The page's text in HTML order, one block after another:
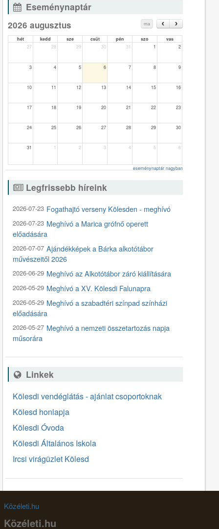
Eseménynaptár
2026 augusztus ma
hét kedd sze csüt pén szo
vas
27
28 29 30 31 1 2
3 4 5 6 7 8 9
10 11 12 13 14 15 16
17 18 19 20 21 22 23
24 25 26 27 28 29 30
31 1 2 3 4 5 6
eseménynaptár nagyban
Legfrissebb híreink
2026-07-23 Fogathajtó verseny Kölesden - meghívó
2026-07-23 Meghívó a Marica grófnő operett
előadására
2026-07-07 Ajándékképek a Bárka alkotótábor
művészeitől 2026
2026-06-29 Meghívó az Alkotótábor záró kiállítására
2026-05-29 Meghívó a XV. Kölesdi Falunapra
2026-05-29 Meghívó a szabadtéri színpad színházi
előadására
2026-05-27 Meghívó a nemzeti összetartozás napja
műsorára
Linkek
Kölesdi vendéglátás - ajánlat csoportoknak
Kölesd honlapja
Kölesdi Óvoda
Kölesdi Általános Iskola
Ircsi virágüzlet Kölesd
Közéleti.hu
Közéleti.hu